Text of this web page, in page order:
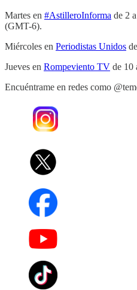
Martes en #AstilleroInforma de 2
(GMT-6).
Miércoles en Periodistas Unidos
Jueves en Rompeviento TV de 10
Encuéntrame en redes como